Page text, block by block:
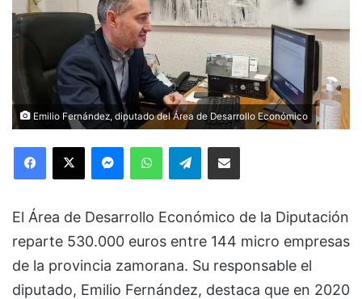
Emilio Fernández, diputado del Área de Desarrollo Económico
Facebook
X MessengerWhatsAppTelegramCompartir via Email
El Área de Desarrollo Económico de la Diputación
reparte 530.000 euros entre 144 micro empresas
de la provincia zamorana. Su responsable el
diputado, Emilio Fernández, destaca que en 2020